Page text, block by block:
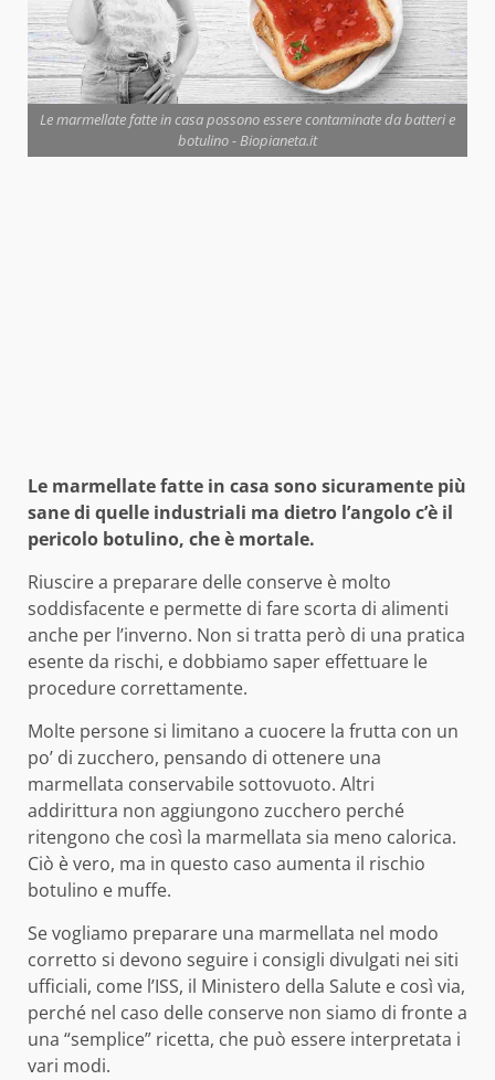
Le marmellate fatte in casa possono essere contaminate da batteri e
botulino - Biopianeta.it
Le marmellate fatte in casa sono sicuramente più
sane di quelle industriali ma dietro l’angolo c’è il
pericolo botulino, che è mortale.
Riuscire a preparare delle conserve è molto
soddisfacente e permette di fare scorta di alimenti
anche per l’inverno. Non si tratta però di una pratica
esente da rischi, e dobbiamo saper effettuare le
procedure correttamente.
Molte persone si limitano a cuocere la frutta con un
po’ di zucchero, pensando di ottenere una
marmellata conservabile sottovuoto. Altri
addirittura non aggiungono zucchero perché
ritengono che così la marmellata sia meno calorica.
Ciò è vero, ma in questo caso aumenta il rischio
botulino e muffe.
Se vogliamo preparare una marmellata nel modo
corretto si devono seguire i consigli divulgati nei siti
ufficiali, come l’ISS, il Ministero della Salute e così via,
perché nel caso delle conserve non siamo di fronte a
una “semplice” ricetta, che può essere interpretata i
vari modi.